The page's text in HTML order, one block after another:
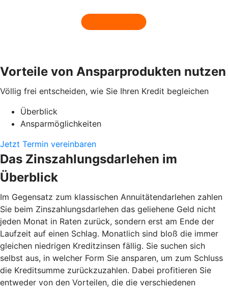
Vorteile von Ansparprodukten nutzen
Völlig frei entscheiden, wie Sie Ihren Kredit begleichen
Überblick
Ansparmöglichkeiten
Jetzt Termin vereinbaren
Das Zinszahlungsdarlehen im
Überblick
Im Gegensatz zum klassischen Annuitätendarlehen zahlen
Sie beim Zinszahlungsdarlehen das geliehene Geld nicht
jeden Monat in Raten zurück, sondern erst am Ende der
Laufzeit auf einen Schlag. Monatlich sind bloß die immer
gleichen niedrigen Kreditzinsen fällig. Sie suchen sich
selbst aus, in welcher Form Sie ansparen, um zum Schluss
die Kreditsumme zurückzuzahlen. Dabei profitieren Sie
entweder von den Vorteilen, die die verschiedenen